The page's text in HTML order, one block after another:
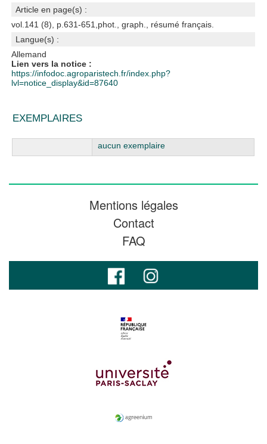
Article en page(s) :
vol.141 (8), p.631-651,phot., graph., résumé français.
Langue(s) :
Allemand
Lien vers la notice :
https://infodoc.agroparistech.fr/index.php?
lvl=notice_display&id=87640
EXEMPLAIRES
aucun exemplaire
Mentions légales
Contact
FAQ